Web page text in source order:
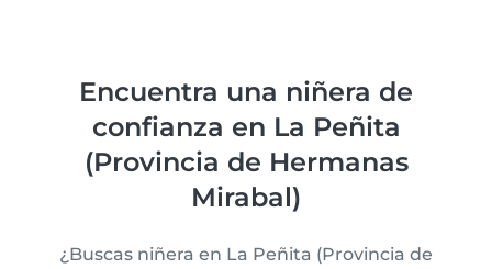
Encuentra una niñera de
confianza en La Peñita
(Provincia de Hermanas
Mirabal)
¿Buscas niñera en La Peñita (Provincia de